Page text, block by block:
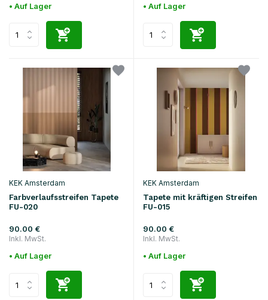
• Auf Lager • Auf Lager
KEK Amsterdam
Farbverlaufsstreifen Tapete
FU-020
90.00 €
Inkl. MwSt.
• Auf Lager
KEK Amsterdam
Tapete mit kräftigen Streifen
FU-015
90.00 €
Inkl. MwSt.
• Auf Lager